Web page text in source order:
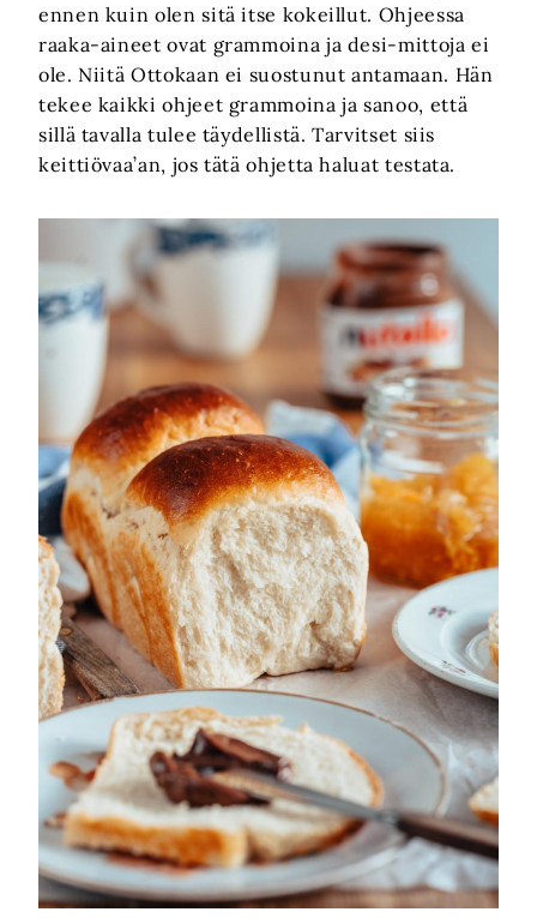
ennen kuin olen sitä itse kokeillut. Ohjeessa
raaka-aineet ovat grammoina ja desi-mittoja ei
ole. Niitä Ottokaan ei suostunut antamaan. Hän
tekee kaikki ohjeet grammoina ja sanoo, että
sillä tavalla tulee täydellistä. Tarvitset siis
keittiövaa’an, jos tätä ohjetta haluat testata.